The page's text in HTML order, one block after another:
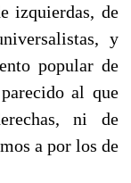
izquierdas, de
y
popular de
al que
ni de
a por los de